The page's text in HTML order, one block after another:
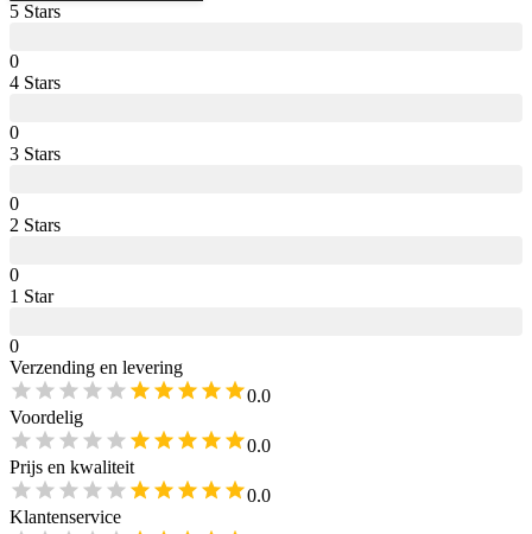
5 Stars
0
4 Stars
0
3 Stars
0
2 Stars
0
1 Star
0
Verzending en levering
0.0
Voordelig
0.0
Prijs en kwaliteit
0.0
Klantenservice